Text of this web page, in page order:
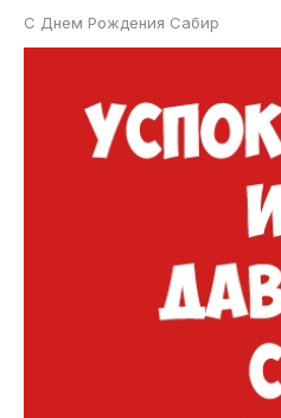
С Днем Рождения Сабир